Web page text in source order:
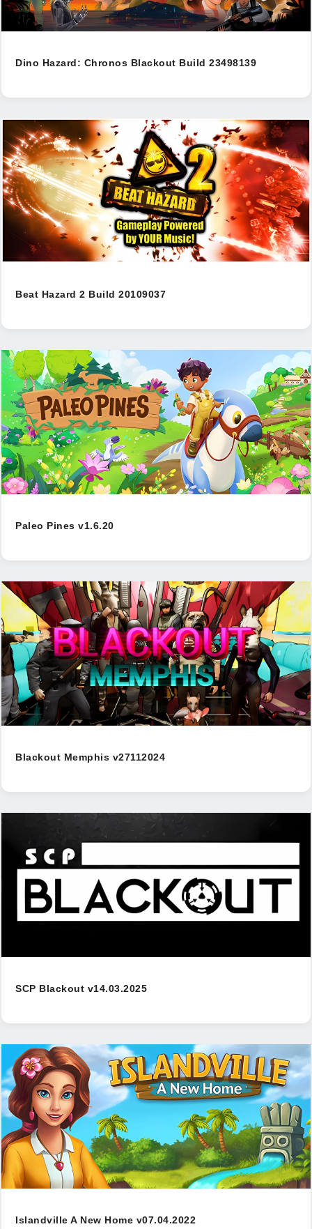
Dino Hazard: Chronos Blackout Build 23498139
Beat Hazard 2 Build 20109037
Paleo Pines v1.6.20
Blackout Memphis v27112024
SCP Blackout v14.03.2025
Islandville A New Home v07.04.2022